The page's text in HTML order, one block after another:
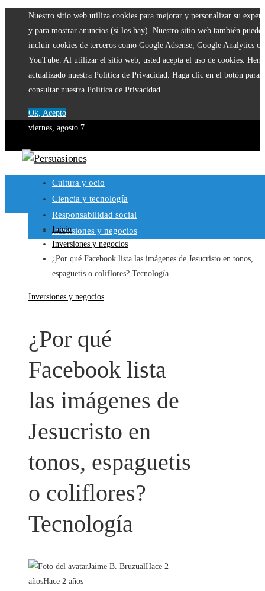
Nuestro sitio web utiliza cookies para mejorar y personalizar su
y para mostrar anuncios (si los hay). Nuestro sitio web también puede
incluir cookies de terceros como Google Adsense, Google Analytics o
YouTube. Al utilizar el sitio web, usted acepta el uso de cookies.
actualizado nuestra Política de Privacidad. Haga clic en el botón para
consultar nuestra Política de Privacidad.
Ok, Acepto
viernes, agosto 7
Cultura y ocio
Ciencia y tecnología
Responsabilidad social
Inversiones y negocios
Inicio
Inversiones y negocios
¿Por qué Facebook lista las imágenes de Jesucristo en tonos,
espaguetis o coliflores? Tecnología
Inversiones y negocios
¿Por qué
Facebook lista
las imágenes de
Jesucristo en
tonos, espaguetis
o coliflores?
Tecnología
Jaime B. BruzualHace 2
añosHace 2 años